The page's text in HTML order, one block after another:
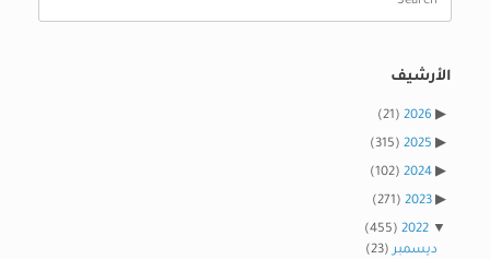
الأرشيف
2026
(21)
2025
(315)
2024
(102)
2023
(271)
2022
(455)
ديسمبر(23)